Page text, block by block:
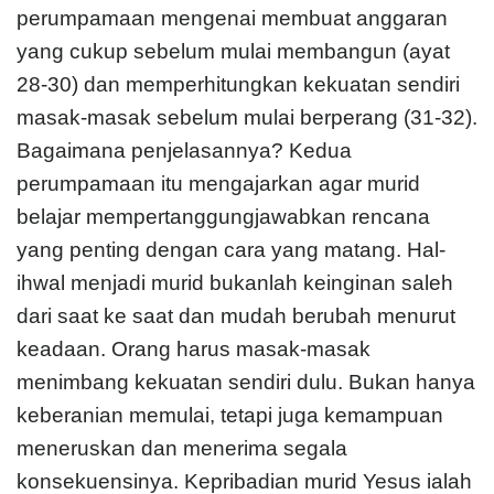
perumpamaan mengenai membuat anggaran
yang cukup sebelum mulai membangun (ayat
28-30) dan memperhitungkan kekuatan sendiri
masak-masak sebelum mulai berperang (31-32).
Bagaimana penjelasannya? Kedua
perumpamaan itu mengajarkan agar murid
belajar mempertanggungjawabkan rencana
yang penting dengan cara yang matang. Hal-
ihwal menjadi murid bukanlah keinginan saleh
dari saat ke saat dan mudah berubah menurut
keadaan. Orang harus masak-masak
menimbang kekuatan sendiri dulu. Bukan hanya
keberanian memulai, tetapi juga kemampuan
meneruskan dan menerima segala
konsekuensinya. Kepribadian murid Yesus ialah